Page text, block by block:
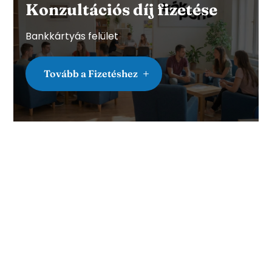
Konzultációs díj fizetése
Bankkártyás felület
Tovább a Fizetéshez